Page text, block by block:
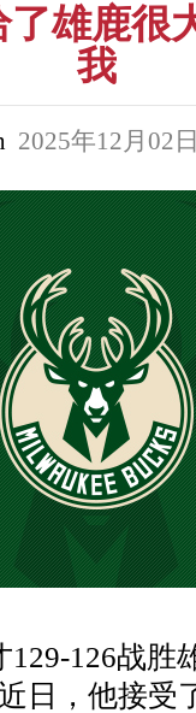
雄鹿很
我
2025年12月02
126战胜
日，他接受